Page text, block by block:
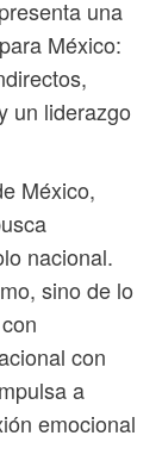
una
México:
un liderazgo
México,
nacional.
sino de lo
con
a
emocional